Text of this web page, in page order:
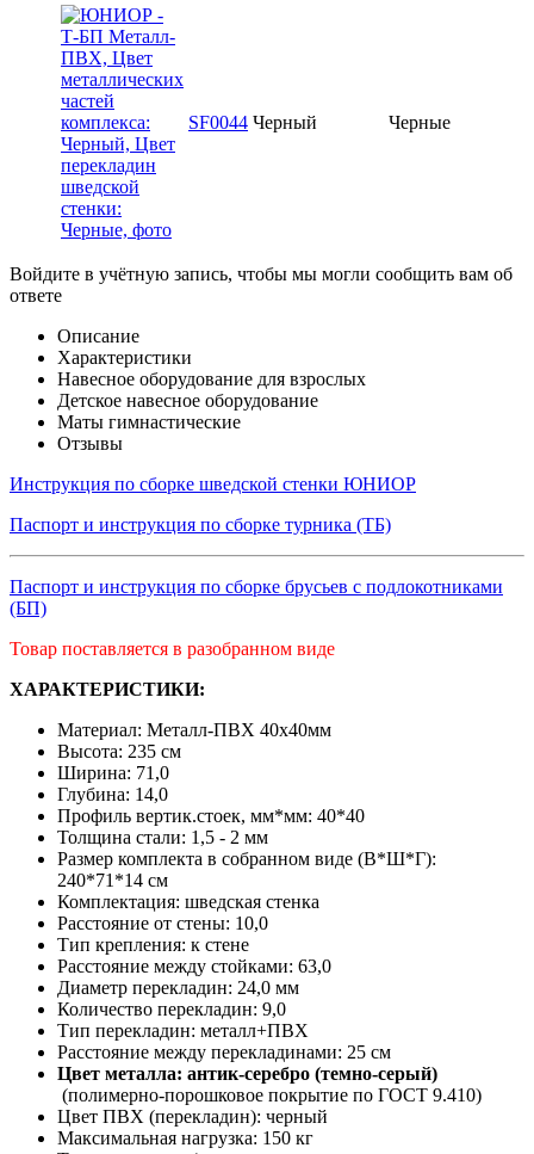
SF0044 Черный Черные
Войдите в учётную запись, чтобы мы могли сообщить вам об
ответе
Описание
Характеристики
Навесное оборудование для взрослых
Детское навесное оборудование
Маты гимнастические
Отзывы
Инструкция по сборке шведской стенки ЮНИОР
Паспорт и инструкция по сборке турника (ТБ)
Паспорт и инструкция по сборке брусьев с подлокотниками
(БП)
Товар поставляется в разобранном виде
ХАРАКТЕРИСТИКИ:
Материал: Металл-ПВХ 40х40мм
Высота: 235 см
Ширина: 71,0
Глубина: 14,0
Профиль вертик.стоек, мм*мм: 40*40
Толщина стали: 1,5 - 2 мм
Размер комплекта в собранном виде (В*Ш*Г):
240*71*14 см
Комплектация: шведская стенка
Расстояние от стены: 10,0
Тип крепления: к стене
Расстояние между стойками: 63,0
Диаметр перекладин: 24,0 мм
Количество перекладин: 9,0
Тип перекладин: металл+ПВХ
Расстояние между перекладинами: 25 см
Цвет металла: антик-серебро (темно-серый)
(полимерно-порошковое покрытие по ГОСТ 9.410)
Цвет ПВХ (перекладин): черный
Максимальная нагрузка: 150 кг